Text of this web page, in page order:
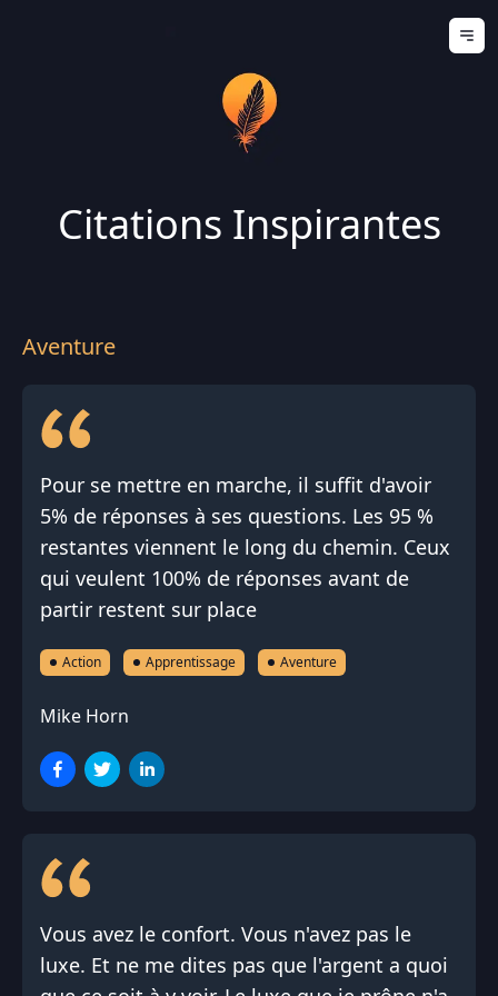
Citations Inspirantes
Aventure
Pour se mettre en marche, il suffit d'avoir
5% de réponses à ses questions. Les 95 %
restantes viennent le long du chemin. Ceux
qui veulent 100% de réponses avant de
partir restent sur place
Action Apprentissage Aventure
Mike Horn
Vous avez le confort. Vous n'avez pas le
luxe. Et ne me dites pas que l'argent a quoi